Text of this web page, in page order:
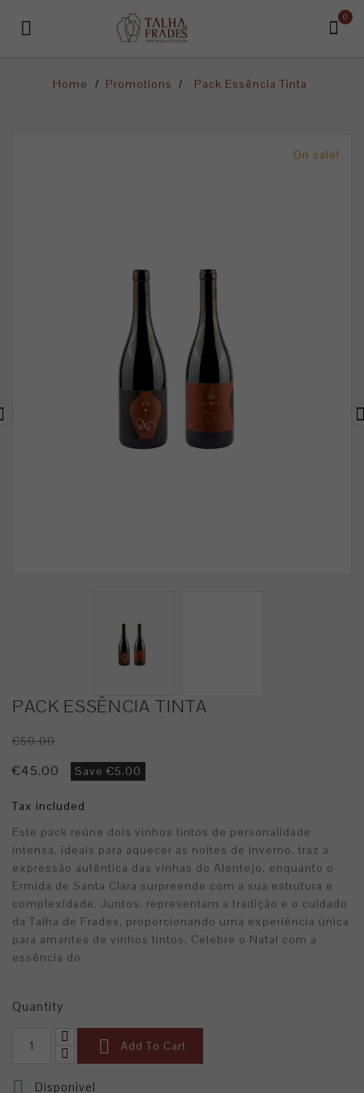

0
Home Promotions Pack Essência Tinta
On sale!
PACK ESSÊNCIA TINTA
€50.00
€45.00 Save €5.00
Tax included
Este pack reúne dois vinhos tintos de personalidade
intensa, ideais para aquecer as noites de inverno. traz a
expressão autêntica das vinhas do Alentejo, enquanto o
Ermida de Santa Clara surpreende com a sua estrutura e
complexidade. Juntos, representam a tradição e o cuidado
da Talha de Frades, proporcionando uma experiência única
para amantes de vinhos tintos. Celebre o Natal com a
essência do
Quantity
 Add To Cart
 Disponivel